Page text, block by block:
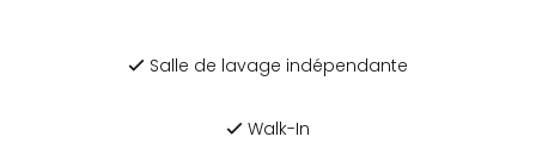
Salle de lavage indépendante
Walk-In